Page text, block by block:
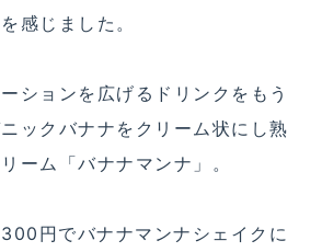
感じました。
ションを広げるドリンクをもう
ックバナナをクリーム状にし熟
ーム「バナナマンナ」。
円でバナナマンナシェイクに